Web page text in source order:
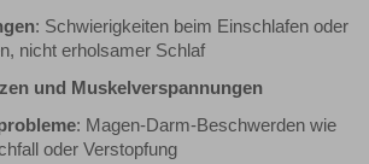
: Schwierigkeiten beim Einschlafen oder
nicht erholsamer Schlaf
und Muskelverspannungen
: Magen-Darm-Beschwerden wie
oder Verstopfung